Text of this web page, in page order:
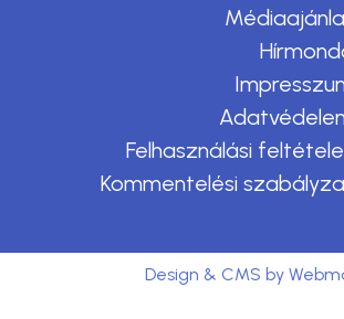
Felhasználási
Kommentelési
Design & CMS by